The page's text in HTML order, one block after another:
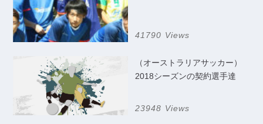
41790 Views
（オーストラリアサッカー）
2018シーズンの契約選手達
23948 Views